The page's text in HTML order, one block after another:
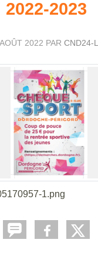
2022-2023
2022 PAR CND24-